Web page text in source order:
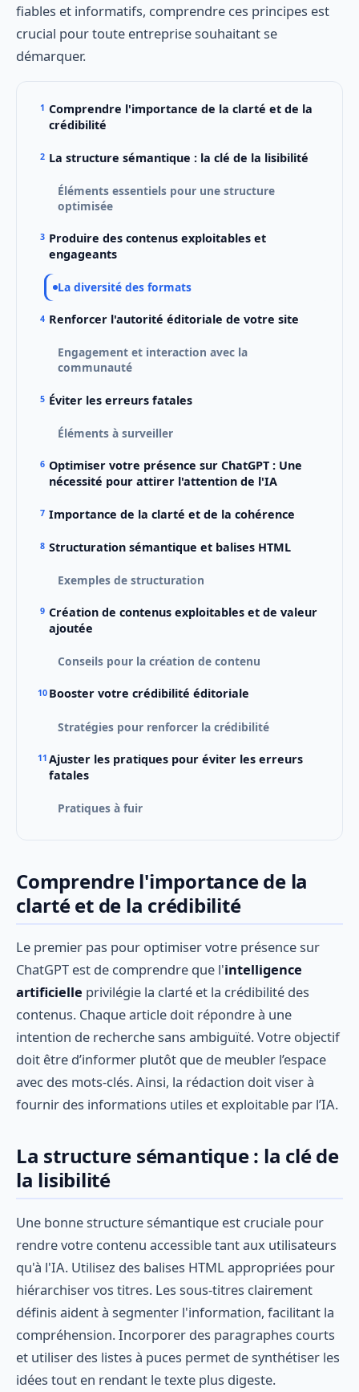
fiables et informatifs, comprendre ces principes est
crucial pour toute entreprise souhaitant se
démarquer.
Comprendre l'importance de la clarté et de la
crédibilité
La structure sémantique : la clé de la lisibilité
Éléments essentiels pour une structure
optimisée
Produire des contenus exploitables et
engageants
La diversité des formats
Renforcer l'autorité éditoriale de votre site
Engagement et interaction avec la
communauté
Éviter les erreurs fatales
Éléments à surveiller
Optimiser votre présence sur ChatGPT : Une
nécessité pour attirer l'attention de l'IA
Importance de la clarté et de la cohérence
Structuration sémantique et balises HTML
Exemples de structuration
Création de contenus exploitables et de valeur
ajoutée
Conseils pour la création de contenu
Booster votre crédibilité éditoriale
Stratégies pour renforcer la crédibilité
Ajuster les pratiques pour éviter les erreurs
fatales
Pratiques à fuir
Comprendre l'importance de la
clarté et de la crédibilité
Le premier pas pour optimiser votre présence sur
ChatGPT est de comprendre que l'intelligence
artificielle privilégie la clarté et la crédibilité des
contenus. Chaque article doit répondre à une
intention de recherche sans ambiguïté. Votre objectif
doit être d’informer plutôt que de meubler l’espace
avec des mots-clés. Ainsi, la rédaction doit viser à
fournir des informations utiles et exploitable par l’IA.
La structure sémantique : la clé de
la lisibilité
Une bonne structure sémantique est cruciale pour
rendre votre contenu accessible tant aux utilisateurs
qu'à l'IA. Utilisez des balises HTML appropriées pour
hiérarchiser vos titres. Les sous-titres clairement
définis aident à segmenter l'information, facilitant la
compréhension. Incorporer des paragraphes courts
et utiliser des listes à puces permet de synthétiser les
idées tout en rendant le texte plus digeste.